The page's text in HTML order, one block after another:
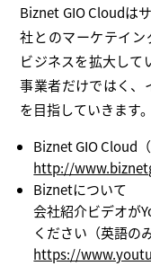
Biznet GIO Cloudは
社とのマーケテイ
ビジネスを拡大して
事業者だけではく、
を目指していきます。
Biznet GIO Cloud（
http://
Biznetについて
会社紹介ビデオが
ください（英語のみ
https://